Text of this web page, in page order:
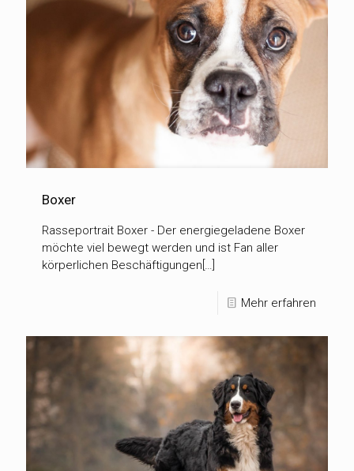
Boxer
Rasseportrait Boxer - Der energiegeladene Boxer
möchte viel bewegt werden und ist Fan aller
körperlichen Beschäftigungen[…]
Mehr erfahren